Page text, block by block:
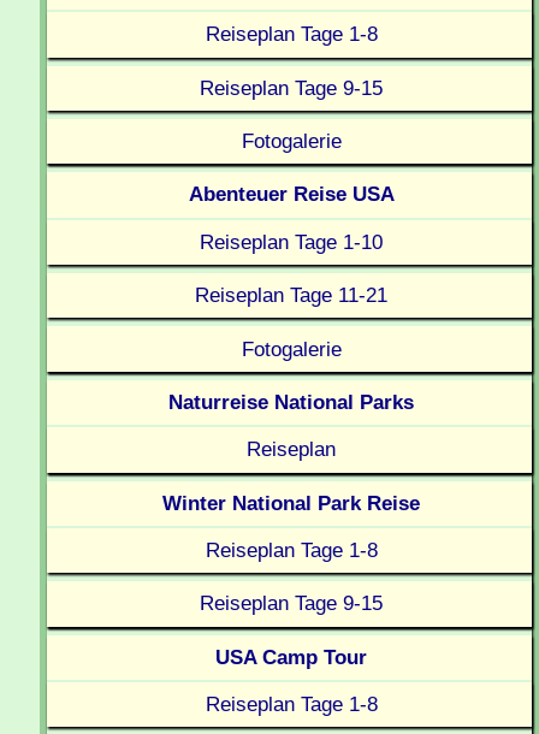
Reiseplan Tage 1-8
Reiseplan Tage 9-15
Fotogalerie
Abenteuer Reise USA
Reiseplan Tage 1-10
Reiseplan Tage 11-21
Fotogalerie
Naturreise National Parks
Reiseplan
Winter National Park Reise
Reiseplan Tage 1-8
Reiseplan Tage 9-15
USA Camp Tour
Reiseplan Tage 1-8